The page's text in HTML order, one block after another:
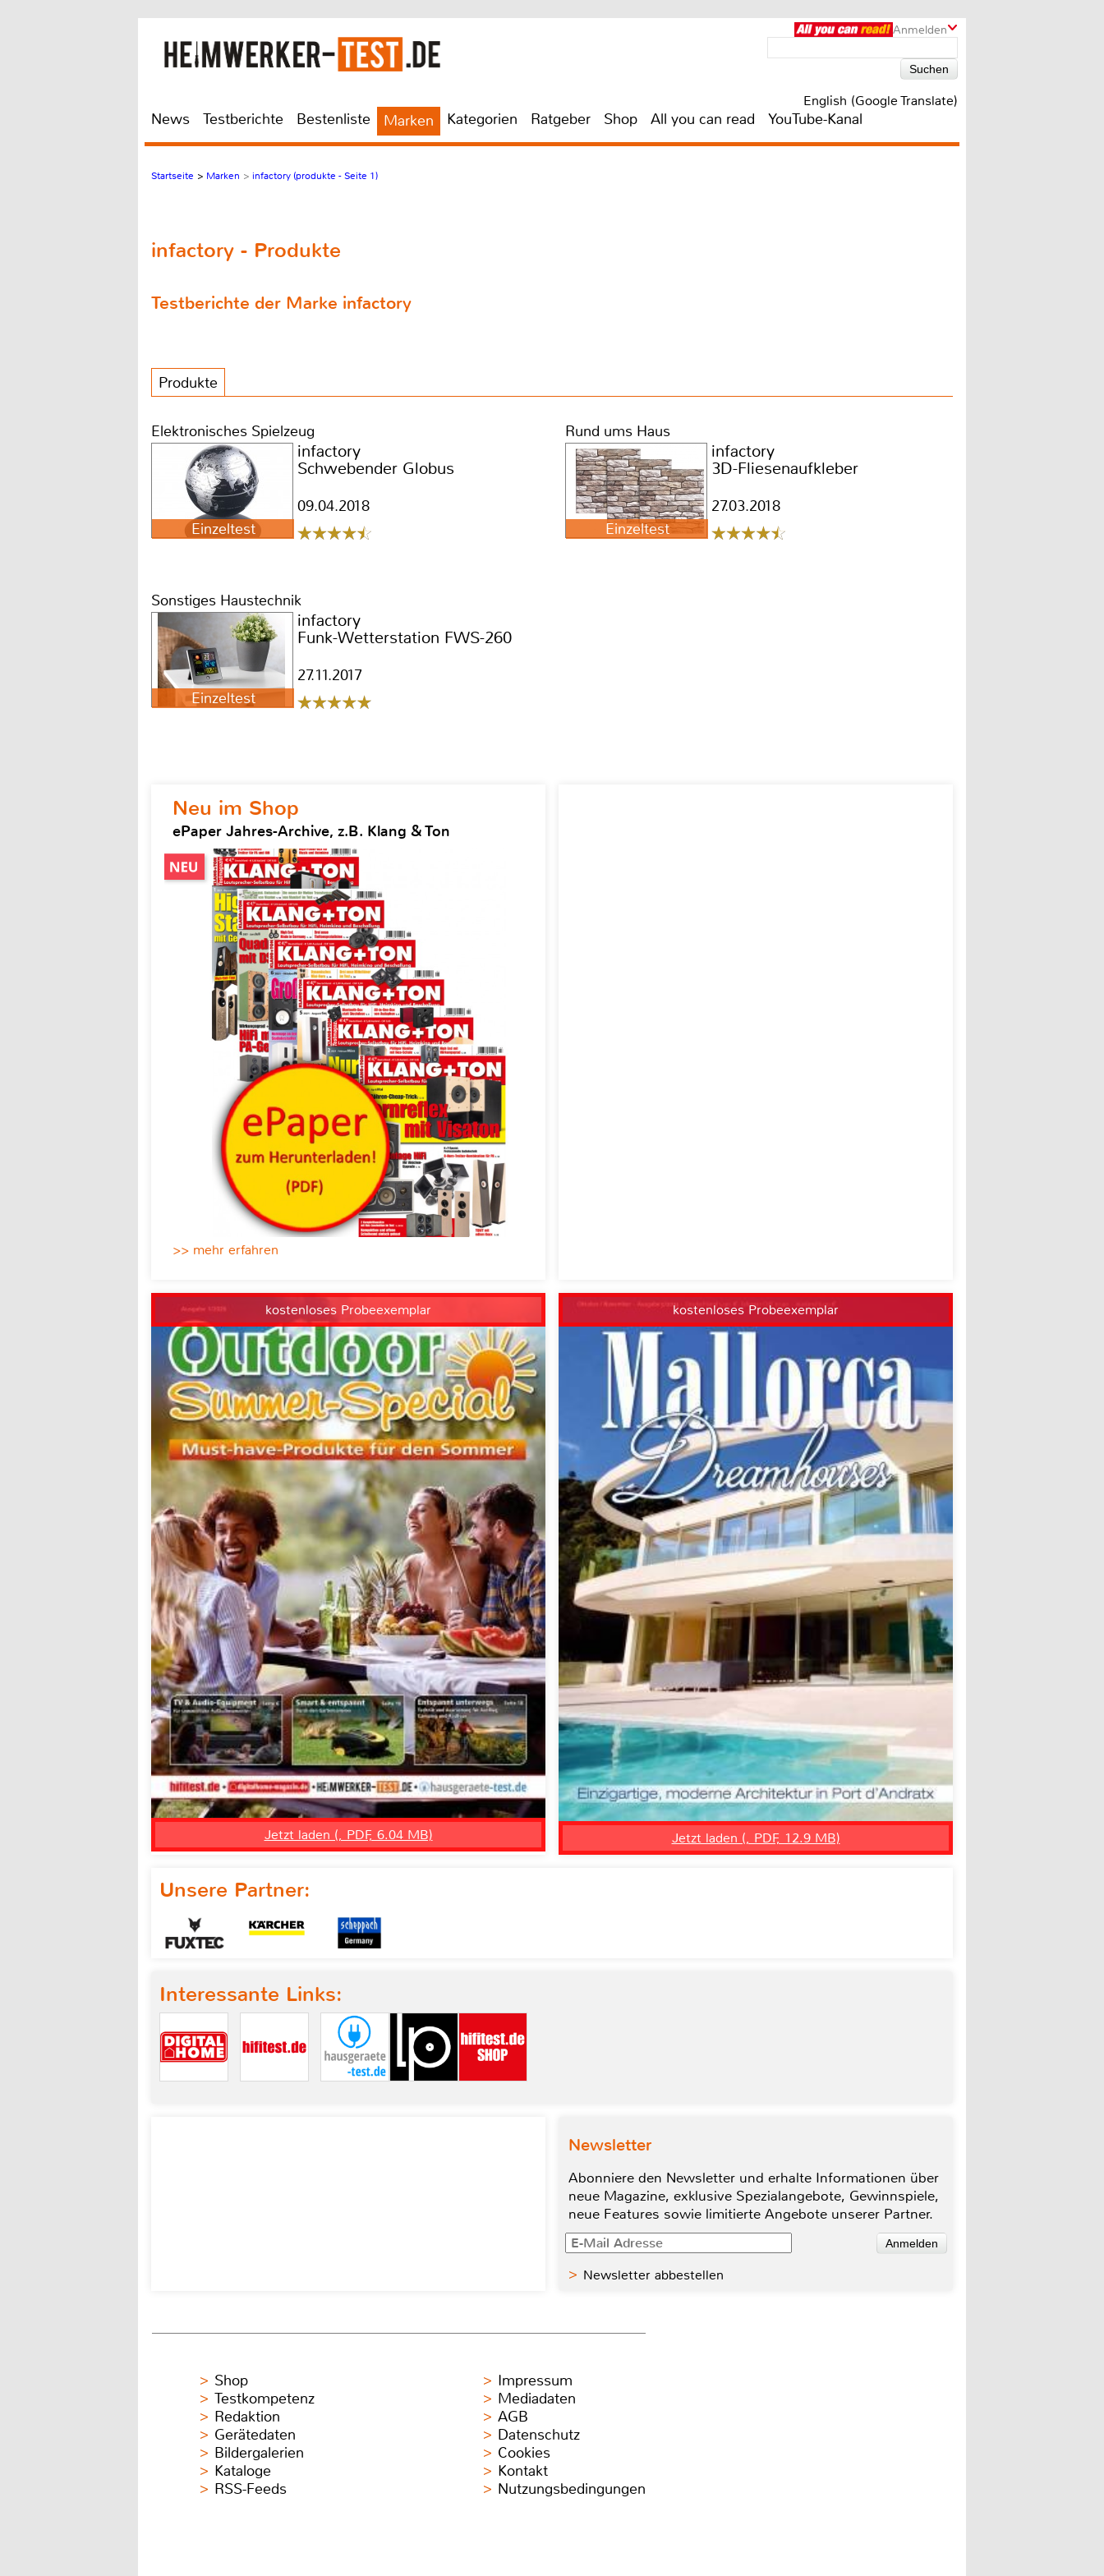
Anmelden
English (Google Translate)
News Testberichte Bestenliste Marken Kategorien Ratgeber Shop All you can read YouTube-Kanal
Startseite > Marken > infactory (produkte - Seite 1)
infactory - Produkte
Testberichte der Marke infactory
Produkte
Elektronisches Spielzeug
Einzeltest
infactory
Schwebender Globus
09.04.2018
Rund ums Haus
Einzeltest
infactory
3D-Fliesenaufkleber
27.03.2018
Sonstiges Haustechnik
Einzeltest
infactory
Funk-Wetterstation FWS-260
27.11.2017
Neu im Shop
ePaper Jahres-Archive, z.B. Klang & Ton
>> mehr erfahren
kostenloses Probeexemplar
Jetzt laden (, PDF, 6.04 MB)
kostenloses Probeexemplar
Jetzt laden (, PDF, 12.9 MB)
Unsere Partner:
Interessante Links:
Newsletter
Abonniere den Newsletter und erhalte Informationen über
neue Magazine, exklusive Spezialangebote, Gewinnspiele,
neue Features sowie limitierte Angebote unserer Partner.
Newsletter abbestellen
Shop
Testkompetenz
Redaktion
Gerätedaten
Bildergalerien
Kataloge
RSS-Feeds
Impressum
Mediadaten
AGB
Datenschutz
Cookies
Kontakt
Nutzungsbedingungen